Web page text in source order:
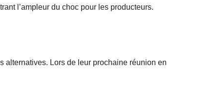
l’ampleur du choc pour les producteurs.
alternatives. Lors de leur prochaine réunion en